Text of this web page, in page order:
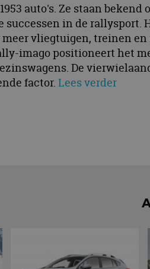
auto's. Ze staan bekend
in de rallysport.
vliegtuigen, treinen
imago positioneert het
De
factor. Lees verder